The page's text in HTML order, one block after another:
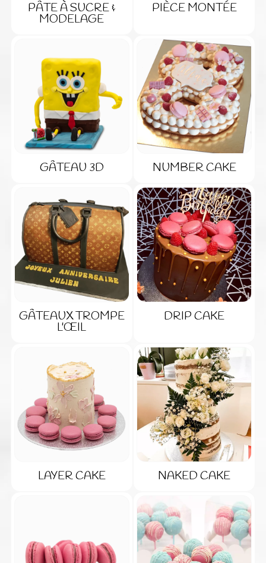
PÂTE À SUCRE &
MODELAGE
PIÈCE MONTÉE
GÂTEAU 3D NUMBER CAKE
GÂTEAUX TROMPE
L'ŒIL
DRIP CAKE
LAYER CAKE NAKED CAKE